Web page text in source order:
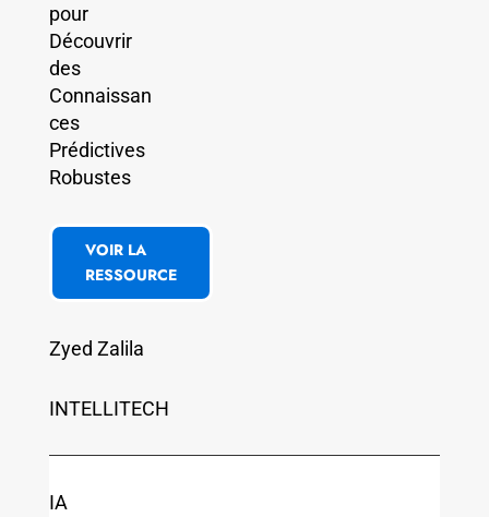
pour
Découvrir
des
Connaissan
ces
Prédictives
Robustes
VOIR LA
RESSOURCE
Zyed Zalila
INTELLITECH
IA